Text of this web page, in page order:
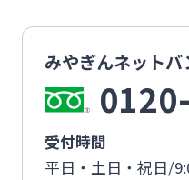
みやぎんネット
受付時間
平日・土日・祝日/